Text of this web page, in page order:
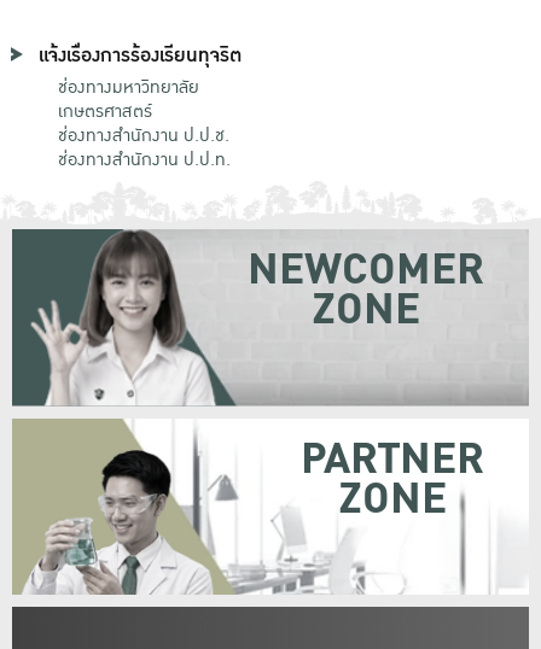
แจ้งเรื่องการร้องเรียนทุจริต
ช่องทางมหาวิทยาลัย
เกษตรศาสตร์
ช่องทางสำนักงาน ป.ป.ช.
ช่องทางสำนักงาน ป.ป.ท.
NEWCOMER
ZONE
PARTNER
ZONE